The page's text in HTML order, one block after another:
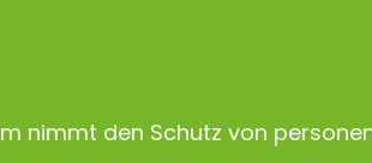
nimmt den Schutz von